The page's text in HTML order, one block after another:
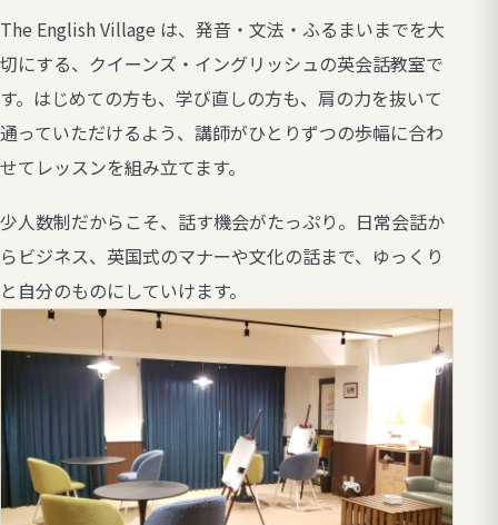
The English Village は、発音・文法・ふるまいまでを大
切にする、クイーンズ・イングリッシュの英会話教室で
す。はじめての方も、学び直しの方も、肩の力を抜いて
通っていただけるよう、講師がひとりずつの歩幅に合わ
せてレッスンを組み立てます。
少人数制だからこそ、話す機会がたっぷり。日常会話か
らビジネス、英国式のマナーや文化の話まで、ゆっくり
と自分のものにしていけます。